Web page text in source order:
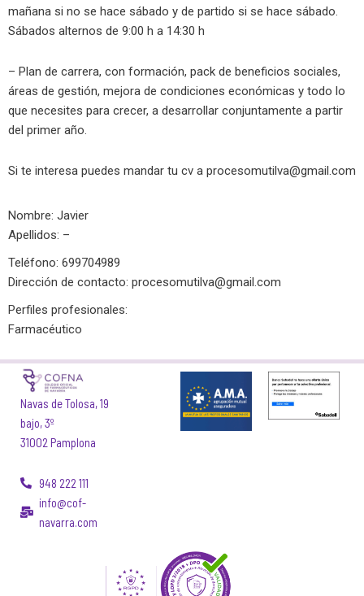
mañana si no se hace sábado y de partido si se hace sábado.
Sábados alternos de 9:00 h a 14:30 h
– Plan de carrera, con formación, pack de beneficios sociales,
áreas de gestión, mejora de condiciones económicas y todo lo
que necesites para crecer, a desarrollar conjuntamente a partir
del primer año.
Si te interesa puedes mandar tu cv a procesomutilva@gmail.com
Nombre: Javier
Apellidos: –
Teléfono: 699704989
Dirección de contacto: procesomutilva@gmail.com
Perfiles profesionales:
Farmacéutico
Navas de Tolosa, 19
bajo, 3º
31002 Pamplona
948 222 111
info@cof-
navarra.com